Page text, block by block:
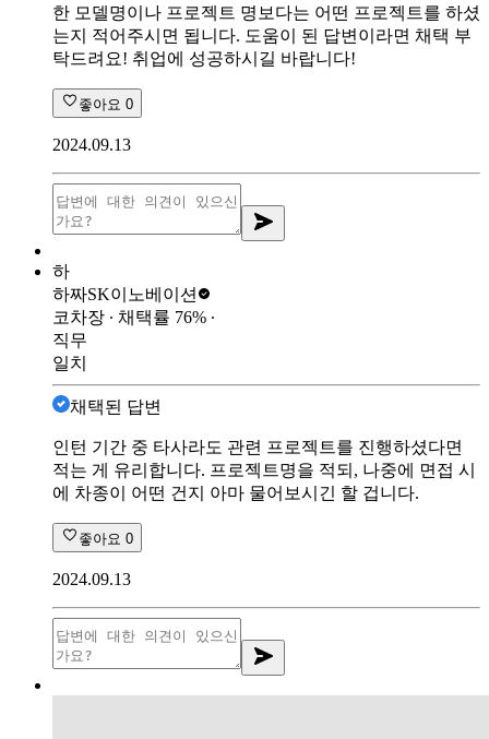
한 모델명이나 프로젝트 명보다는 어떤 프로젝트를 하셨
는지 적어주시면 됩니다. 도움이 된 답변이라면 채택 부
탁드려요! 취업에 성공하시길 바랍니다!
좋아요 0
2024.09.13
하
하짜SK이노베이션
코차장 ∙ 채택률 76% ∙
직무
일치
채택된 답변
인턴 기간 중 타사라도 관련 프로젝트를 진행하셨다면
적는 게 유리합니다. 프로젝트명을 적되, 나중에 면접 시
에 차종이 어떤 건지 아마 물어보시긴 할 겁니다.
좋아요 0
2024.09.13